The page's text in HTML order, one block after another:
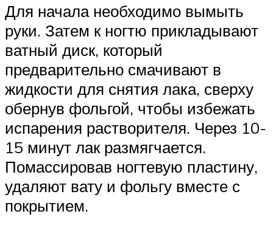
Для начала необходимо вымыть
руки. Затем к ногтю прикладывают
ватный диск, который
предварительно смачивают в
жидкости для снятия лака, сверху
обернув фольгой, чтобы избежать
испарения растворителя. Через 10-
15 минут лак размягчается.
Помассировав ногтевую пластину,
удаляют вату и фольгу вместе с
покрытием.